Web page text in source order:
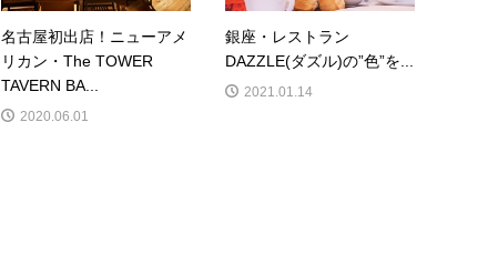
名古屋初出店！ニューアメ
リカン・The TOWER
TAVERN BA...
2020.06.01
銀座・レストラン
DAZZLE(ダズル)の”色”を...
2021.01.14